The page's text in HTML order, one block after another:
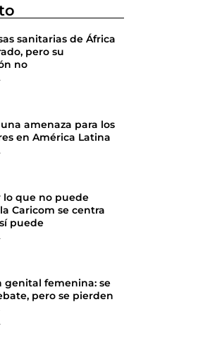
sanitarias de África
pero su
no
amenaza para los
en América Latina
lo que no puede
Caricom se centra
puede
genital femenina: se
pero se pierden